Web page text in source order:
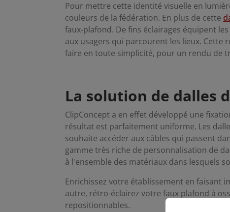
Pour mettre cette identité visuelle en
couleurs de la fédération. En plus de cette
faux-plafond. De fins éclairages équipent
aux usagers qui parcourent les lieux.
faire en toute simplicité, pour un rendu de
La solution de dalles
ClipConcept a en effet développé une
résultat est parfaitement uniforme. Les
souhaite accéder aux câbles qui passent
gamme très riche de personnalisation de
à l'ensemble des matériaux dans lesquels
Enrichissez votre établissement en faisant
autre, rétro-éclairez votre faux plafond à
repositionnables.